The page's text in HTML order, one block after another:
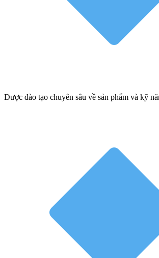
Được đào tạo chuyên sâu về sản phẩm và kỹ